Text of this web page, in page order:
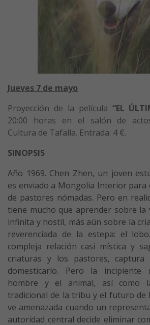
Jueves 7 de mayo
Proyección de la película “EL
20:00 horas en el salón de
Cultura de Tafalla. Entrada: 4 €.
SINOPSIS
Año 1969. Chen Zhen, un joven
es enviado a Mongolia Interior para
de pastores nómadas. Pero en
tiene mucho que aprender sobre la
infinita y hostil, más aún sobre la
reverenciada de la estepa: el
compleja relación casi mística y
criaturas y los pastores,
domesticarlo. Pero la incipiente
hombre y el animal, así como
tradicional de la tribu y el futuro de
ve amenazada cuando un
autoridad central decide eliminar